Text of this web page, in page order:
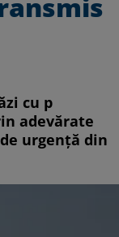
cu p
adevărate
urgență din